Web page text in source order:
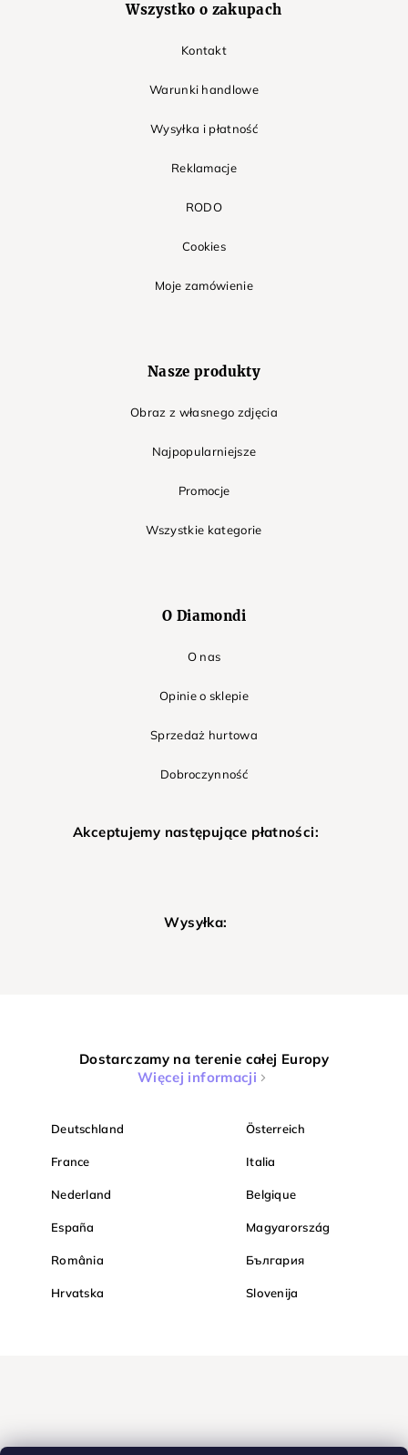
Wszystko o zakupach
Kontakt
Warunki handlowe
Wysyłka i płatność
Reklamacje
RODO
Cookies
Moje zamówienie
Nasze produkty
Obraz z własnego zdjęcia
Najpopularniejsze
Promocje
Wszystkie kategorie
O Diamondi
O nas
Opinie o sklepie
Sprzedaż hurtowa
Dobroczynność
Akceptujemy następujące płatności:
Wysyłka:
Dostarczamy na terenie całej Europy
Więcej informacji
Deutschland Österreich
France Italia
Nederland Belgique
España Magyarország
România България
Hrvatska Slovenija